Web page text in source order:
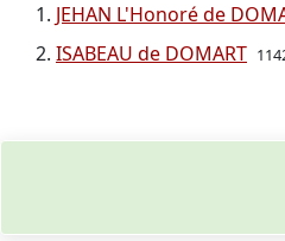
JEHAN L'Honoré de
ISABEAU de DOMART